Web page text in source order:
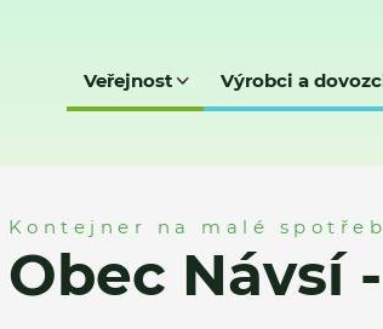
Veřejnost Výrobci a
Kontejner na malé
Obec Návsí